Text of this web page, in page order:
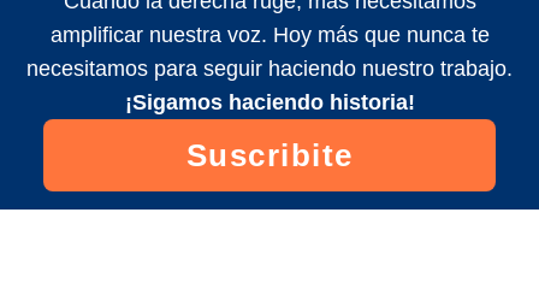
amplificar nuestra voz. Hoy más que nunca te
necesitamos para seguir haciendo nuestro trabajo.
¡Sigamos haciendo historia!
Suscribite